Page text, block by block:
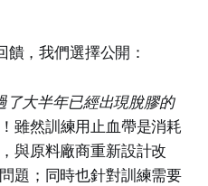
，我們選擇公開：
了大半年已經出現脫膠的
！雖然訓練用止血帶是消耗
與原料廠商重新設計改
題；同時也針對訓練需要